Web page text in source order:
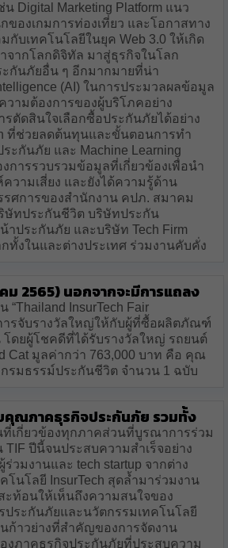
น Digital Marketing Platform แนว
องเกมการท่องเที่ยว และโอกาสทาง
กับเทคโนโลยีในยุค Web 3.0 ให้เกิด
ากโลกดิจิทัล มาสู่ธุรกิจในโลก
ะกันภัยอื่น ๆ อีกมากมายที่น่า
(AI) ในการประมวลผลข้อมูล
วามต้องการของผู้บริโภคอย่าง
รตัดสินใจเลือกซื้อประกันภัยได้อย่าง
ที่ช่วยลดต้นทุนและขั้นตอนการทำ
ะกันภัย และ Machine Learning
งการรวบรวมข้อมูลที่เกี่ยวข้องเพื่อนำ
วามเสี่ยง และยังได้ความรู้ด้าน
ศการของสำนักงาน คปภ. สมาคม
ษัทประกันชีวิต บริษัทประกัน
ประกันภัย และบริษัท Tech Firm
กทั้งในและต่างประเทศ ร่วมงานคับคั่ง
ม 2565) นอกจากจะมีการแถลง
“Thailand InsurTech Fair
ารจับรางวัลใหญ่ให้กับผู้ที่ซื้อผลิตภัณฑ์
ดยผู้โชคดีที่ได้รับรางวัลใหญ่ รถยนต์
Cat มูลค่ากว่า 763,000 บาท คือ คุณ
มธรรม์ประกันชีวิต จำนวน 1 ฉบับ
ณภาคธุรกิจประกันภัย รวมทั้ง
ที่เกี่ยวข้องทุกภาคส่วนที่บูรณาการร่วม
TIF ปีนี้จนประสบความสำเร็จอย่าง
ร่วมงานและ tech startup จากต่าง
โนโลยี InsurTech สุดล้ำมาร่วมงาน
ะท้อนให้เห็นถึงความสนใจของ
ประกันภัยและนวัตกรรมเทคโนโลยี
ก้าวย่างที่สำคัญของการจัดงาน
งภาคธุรกิจประกันภัยที่ประสบความ